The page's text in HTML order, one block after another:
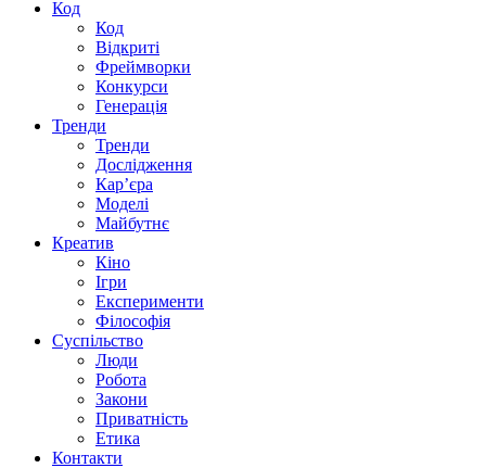
Код
Код
Відкриті
Фреймворки
Конкурси
Генерація
Тренди
Тренди
Дослідження
Кар’єра
Моделі
Майбутнє
Креатив
Кіно
Ігри
Експерименти
Філософія
Суспільство
Люди
Робота
Закони
Приватність
Етика
Контакти